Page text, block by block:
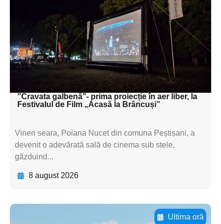
textul pentru
subtitluAdaugă aici
textul pentru
subtitluAdaugă aici
textul pentru subti
”Cravata galbenă”- prima proiecție în aer liber, la
Festivalul de Film „Acasă la Brâncuși”
Vineri seara, Poiana Nucet din comuna Peștișani, a
devenit o adevărată sală de cinema sub stele,
găzduind...
8 august 2026
Ultima oră